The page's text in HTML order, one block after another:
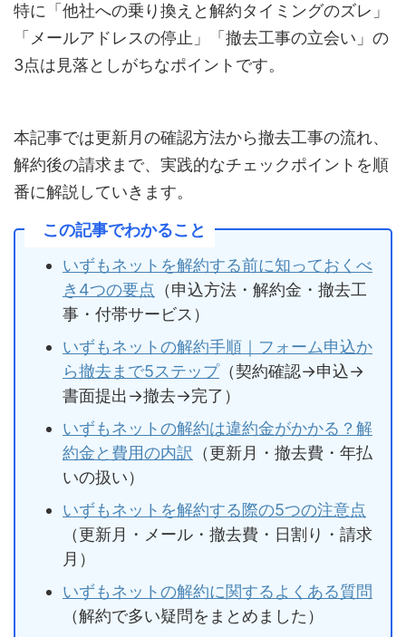
特に「他社への乗り換えと解約タイミングのズレ」
「メールアドレスの停止」「撤去工事の立会い」の
3点は見落としがちなポイントです。
本記事では更新月の確認方法から撤去工事の流れ、
解約後の請求まで、実践的なチェックポイントを順
番に解説していきます。
この記事でわかること
いずもネットを解約する前に知っておくべ
き4つの要点 （申込方法・解約金・撤去工
事・付帯サービス）
いずもネットの解約手順｜フォーム申込か
ら撤去まで5ステップ（契約確認→申込→
書面提出→撤去→完了）
いずもネットの解約は違約金がかかる？解
約金と費用の内訳 （更新月・撤去費・年払
いの扱い）
いずもネットを解約する際の5つの注意点
（更新月・メール・撤去費・日割り・請求
月）
いずもネットの解約に関するよくある質問
（解約で多い疑問をまとめました）